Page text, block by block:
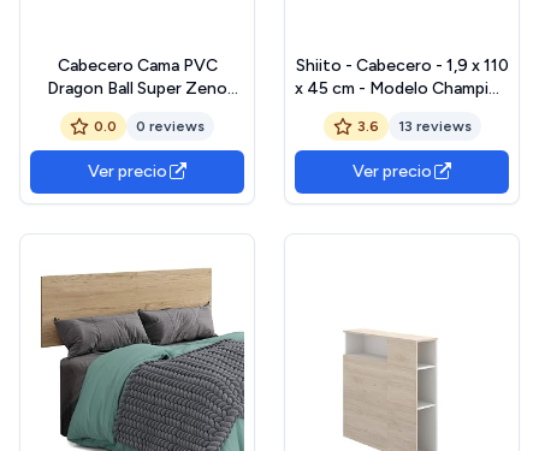
Cabecero Cama PVC
Dragon Ball Super Zeno
Sama |200x60cm |
Producto Oficial y Original |
Cabecero Ligero, Elegante,
Resistente y Económico |
DBS
0.0 0 reviews
Ver precio
Shiito - Cabecero - 1,9 x 110
x 45 cm - Modelo Champion
- Camas de 90 - Diseño
Nórdico - Fijación a la Pared
- Estilo Juvenil - Roble
Cambria y Blanco
3.6 13 reviews
Ver precio